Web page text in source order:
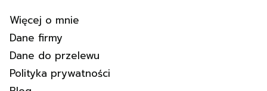
Więcej o mnie
Dane firmy
Dane do przelewu
Polityka prywatności